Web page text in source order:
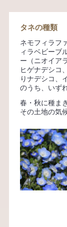
タネの種類
ネモフィラフ
ィラベビーブ
ー（ニオイア
ヒゲナデシコ
りナデシコ、
のうち、いず
春・秋に種ま
その土地の気